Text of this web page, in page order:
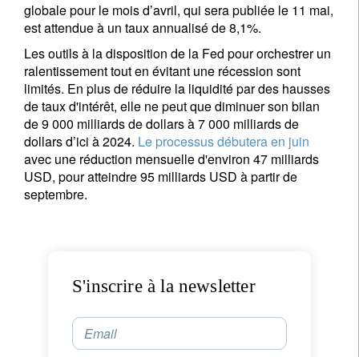
globale pour le mois d’avril, qui sera publiée le 11 mai,
est attendue à un taux annualisé de 8,1%.
Les outils à la disposition de la Fed pour orchestrer un
ralentissement tout en évitant une récession sont
limités. En plus de réduire la liquidité par des hausses
de taux d'intérêt, elle ne peut que diminuer son bilan
de 9 000 milliards de dollars à 7 000 milliards de
dollars d’ici à 2024. Le processus débutera en juin
avec une réduction mensuelle d'environ 47 milliards
USD, pour atteindre 95 milliards USD à partir de
septembre.
S'inscrire à la newsletter
Email